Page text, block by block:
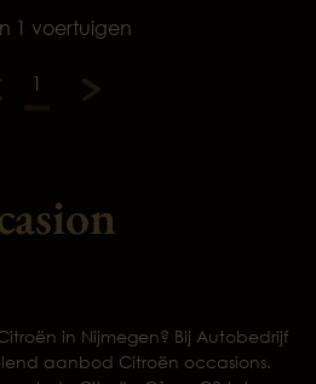
1 voertuigen
1
in Nijmegen? Bij Autobedrijf
aanbod Citroën occasions.